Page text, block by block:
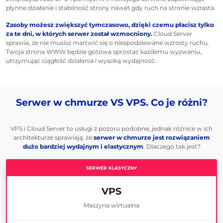
płynne działanie i stabilność strony nawet gdy ruch na stronie wzrasta.
Zasoby możesz zwiększyć tymczasowo, dzięki czemu płacisz tylko
za te dni, w których serwer został wzmocniony. Cloud Server
sprawia, że nie musisz martwić się o niespodziewane wzrosty ruchu.
Twoja strona WWW będzie gotowa sprostać każdemu wyzwaniu,
utrzymując ciągłość działania i wysoką wydajność.
Serwer w chmurze VS VPS. Co je różni?
VPS i Cloud Server to usługi z pozoru podobne, jednak różnice w ich
architekturze sprawiają, że serwer w chmurze jest rozwiązaniem
dużo bardziej wydajnym i elastycznym. Dlaczego tak jest?
VPS
Maszyna wirtualna